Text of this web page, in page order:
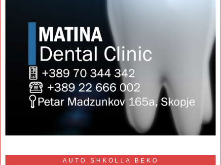
AUTO SHKOLLA BEKO